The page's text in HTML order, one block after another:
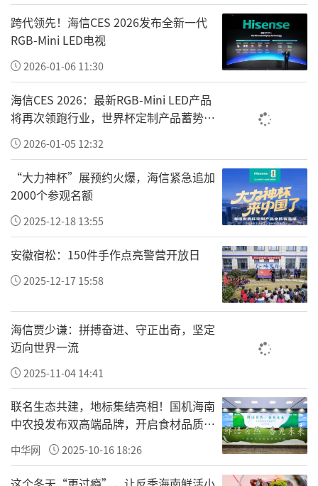
责任编辑：李劲
跨代领先！海信CES 2026发布全新一代
RGB-Mini LED电视
2026-01-06 11:30
海信CES 2026：最新RGB-Mini LED产品
将再次领跑行业，世界杯定制产品蓄势待
发 2026-01-05 12:32
“大力神杯”展预约火爆，海信紧急追加
2000个参观名额
2025-12-18 13:55
安徽宿松：150件手作点亮警营开放日
2025-12-17 15:58
海信贾少谦：拼搏奋进、守正出奇，坚定
迈向世界一流
2025-11-04 14:41
联名生态共建，地标集结亮相！国机海南
中农投发布双高端品牌，开启食材品质新
纪元
中华网 2025-10-16 18:26